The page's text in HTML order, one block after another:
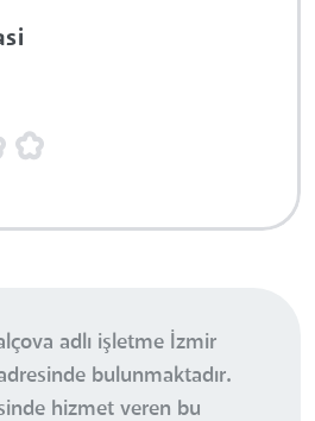
adlı işletme İzmir
bulunmaktadır.
hizmet veren bu